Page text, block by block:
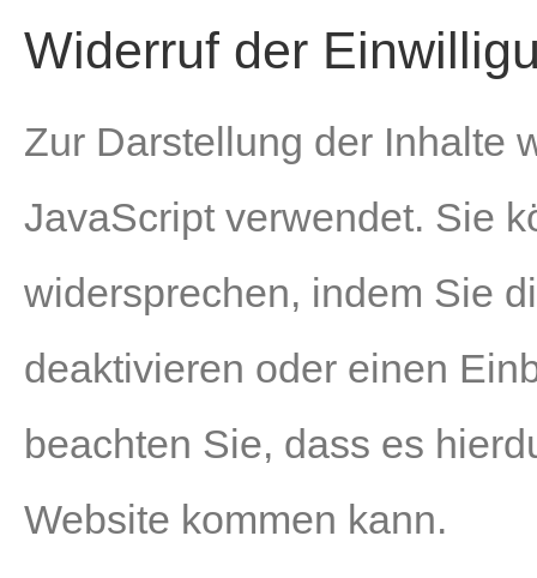
Widerruf der
Zur Darstellung der Inhalte
JavaScript verwendet. Sie
widersprechen, indem Sie
deaktivieren oder einen
beachten Sie, dass es
Website kommen kann.